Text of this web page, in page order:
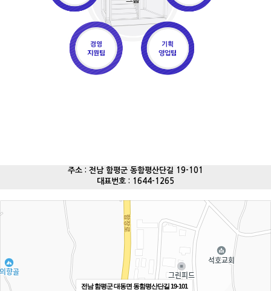
주소 : 전남 함평군 동함평산단길 19-101
대표번호 : 1644-1265
전남 함평군 대동면 동함평산단길 19-101